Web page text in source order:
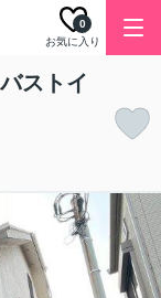
お気に入り
0
ストイ